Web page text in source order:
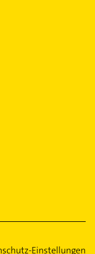
Einstellungen